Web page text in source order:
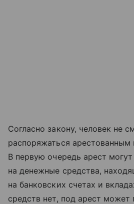
Согласно закону, человек не
распоряжаться
В первую очередь арест
на денежные средства,
на банковских счетах и
средств нет, под арест может